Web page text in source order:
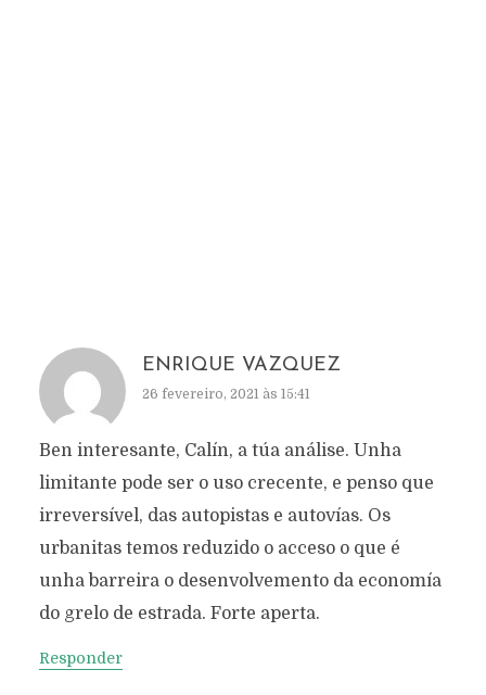
ENRIQUE VAZQUEZ
26 fevereiro, 2021 às 15:41
Ben interesante, Calín, a túa análise. Unha
limitante pode ser o uso crecente, e penso que
irreversível, das autopistas e autovías. Os
urbanitas temos reduzido o acceso o que é
unha barreira o desenvolvemento da economía
do grelo de estrada. Forte aperta.
Responder